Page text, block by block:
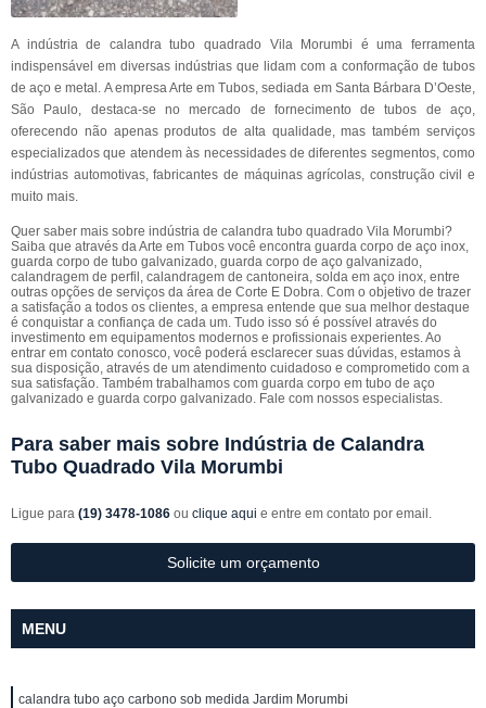
A indústria de calandra tubo quadrado Vila Morumbi é uma ferramenta
indispensável em diversas indústrias que lidam com a conformação de tubos
de aço e metal. A empresa Arte em Tubos, sediada em Santa Bárbara D’Oeste,
São Paulo, destaca-se no mercado de fornecimento de tubos de aço,
oferecendo não apenas produtos de alta qualidade, mas também serviços
especializados que atendem às necessidades de diferentes segmentos, como
indústrias automotivas, fabricantes de máquinas agrícolas, construção civil e
muito mais.
Quer saber mais sobre indústria de calandra tubo quadrado Vila Morumbi?
Saiba que através da Arte em Tubos você encontra guarda corpo de aço inox,
guarda corpo de tubo galvanizado, guarda corpo de aço galvanizado,
calandragem de perfil, calandragem de cantoneira, solda em aço inox, entre
outras opções de serviços da área de Corte E Dobra. Com o objetivo de trazer
a satisfação a todos os clientes, a empresa entende que sua melhor destaque
é conquistar a confiança de cada um. Tudo isso só é possível através do
investimento em equipamentos modernos e profissionais experientes. Ao
entrar em contato conosco, você poderá esclarecer suas dúvidas, estamos à
sua disposição, através de um atendimento cuidadoso e comprometido com a
sua satisfação. Também trabalhamos com guarda corpo em tubo de aço
galvanizado e guarda corpo galvanizado. Fale com nossos especialistas.
Para saber mais sobre Indústria de Calandra
Tubo Quadrado Vila Morumbi
Ligue para (19) 3478-1086 ou clique aqui e entre em contato por email.
Solicite um orçamento
MENU
calandra tubo aço carbono sob medida Jardim Morumbi